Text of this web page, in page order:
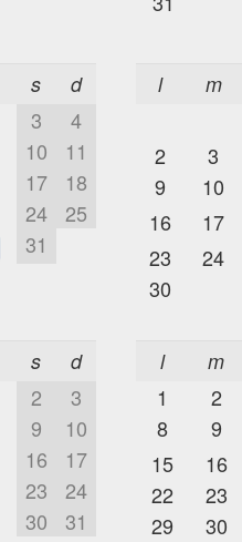
s d
3
4
10
11
17
18
24
25
31
l m
2
3
9
10
16
17
23
24
30
s d
2
3
9
10
16
17
23
24
30 31
l m
1 2
8
9
15
16
22
23
29
30